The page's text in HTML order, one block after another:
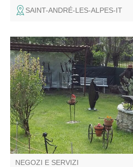
SAINT-ANDRÉ-LES-ALPES-IT
L'arte del riciclo: André Olant
ferro battuto nel suo laboratorio di
NEGOZI E SERVIZI